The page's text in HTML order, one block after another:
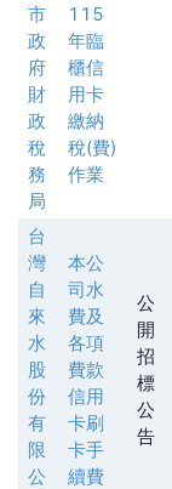
市
政
府
財
政
稅
務
局
115
年臨
櫃信
用卡
繳納
稅(費)
作業
台
灣
自
來
水
股
份
有
限
公
本公
司水
費及
各項
費款
信用
卡刷
卡手
續費
公
開
招
標
公
告